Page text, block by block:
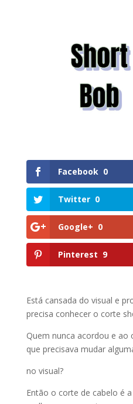
Facebook 0
Twitter 0
Google+ 0
Pinterest 9
Está cansada do visual e
precisa conhecer o corte
Quem nunca acordou e ao
que precisava mudar
no visual?
Então o corte de cabelo é